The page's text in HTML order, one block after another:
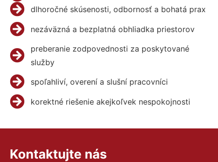
dlhoročné skúsenosti, odbornosť a bohatá prax
nezáväzná a bezplatná obhliadka priestorov
preberanie zodpovednosti za poskytované
služby
spoľahliví, overení a slušní pracovníci
korektné riešenie akejkoľvek nespokojnosti
Kontaktujte nás